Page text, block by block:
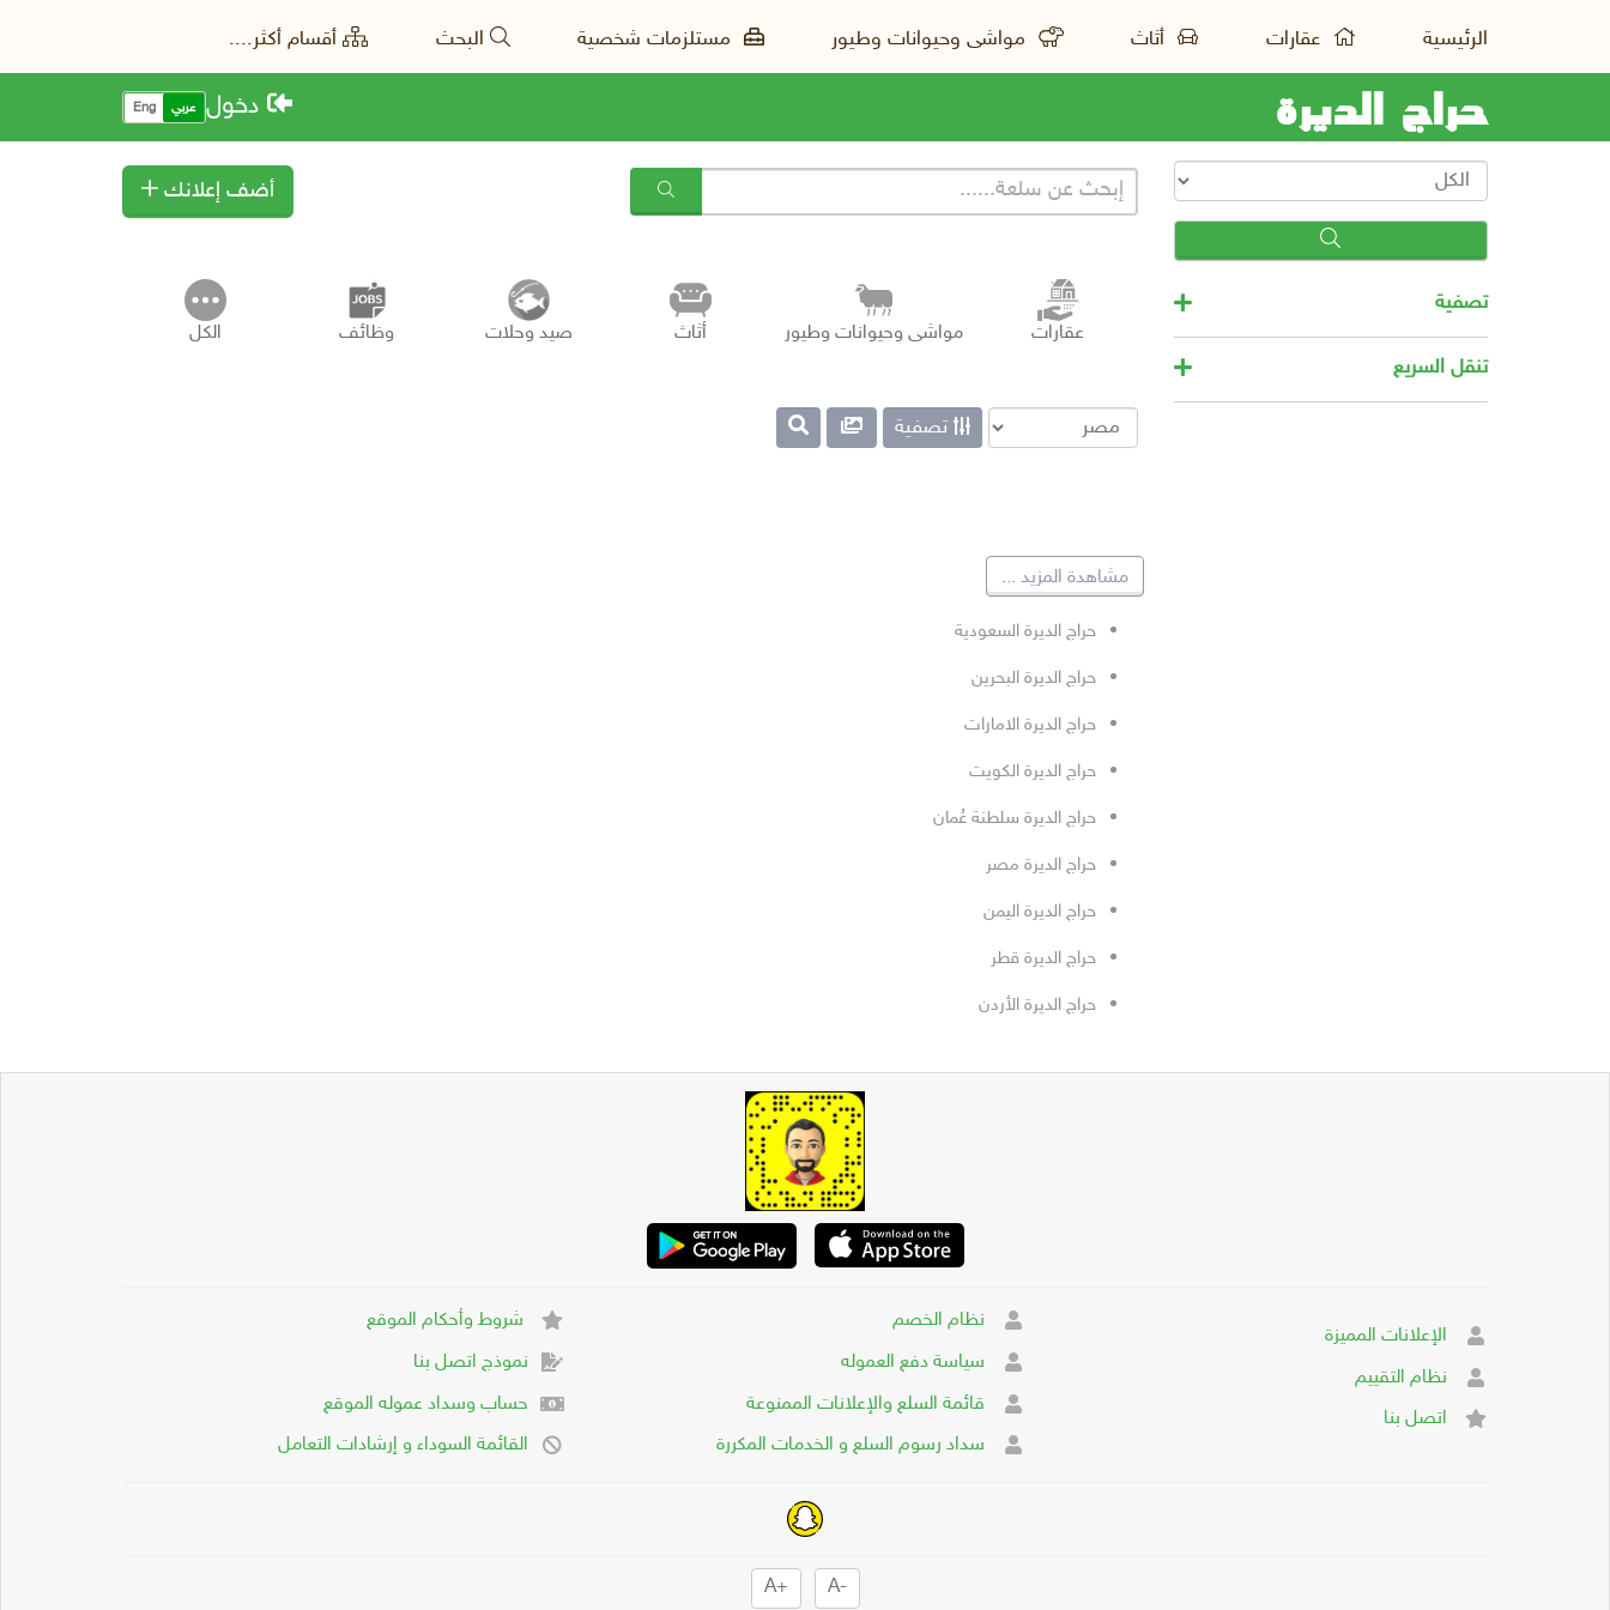
الرئيسية عقارات أثاث مواشى وحيوانات وطيور مستلزمات شخصية البحث أقسام أكثر....
حراج الديرة دخول عربي Eng
تصفية
تنقل السريع
أضف إعلانك
عقارات مواشى وحيوانات وطيور أثاث صيد وحلات وظائف الكل
تصفية
مشاهدة المزيد ...
حراج الديرة السعودية
حراج الديرة البحرين
حراج الديرة الامارات
حراج الديرة الكويت
حراج الديرة سلطنة عُمان
حراج الديرة مصر
حراج الديرة اليمن
حراج الديرة قطر
حراج الديرة الأردن
نموذج اتصل بنا
حساب وسداد عموله الموقع
القائمة السوداء و إرشادات التعامل
-A
+A